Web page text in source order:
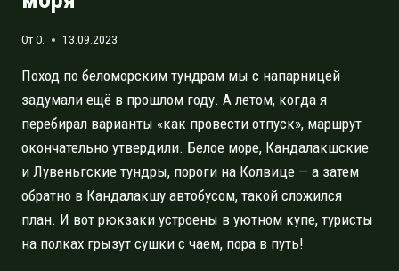
ОтO. 13.09.2023
Поход по беломорским тундрам мы с напарницей
задумали ещё в прошлом году. А летом, когда я
перебирал варианты «как провести отпуск», маршрут
окончательно утвердили. Белое море, Кандалакшские
и Лувеньгские тундры, пороги на Колвице — а затем
обратно в Кандалакшу автобусом, такой сложился
план. И вот рюкзаки устроены в уютном купе, туристы
на полках грызут сушки с чаем, пора в путь!